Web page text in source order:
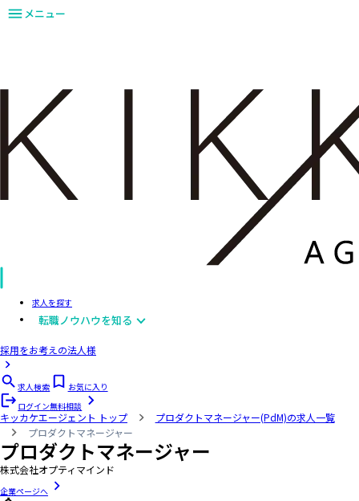
メニュー
求人を探す
転職ノウハウを知る
採用をお考えの法人様
求人検索
お気に入り
ログイン無料相談
キッカケエージェント トップ
プロダクトマネージャー(PdM)の求人一覧
プロダクトマネージャー
プロダクトマネージャー
株式会社オプティマインド
企業ページへ